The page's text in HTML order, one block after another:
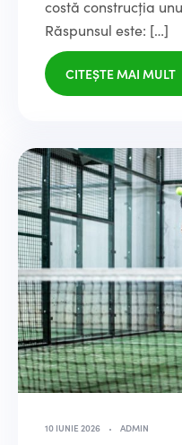
costă construcția
Răspunsul este: […]
CITEȘTE MAI MULT
10 IUNIE 2026 ADMIN